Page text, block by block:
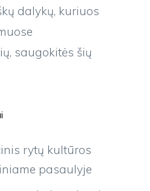
dalykų, kuriuos
saugokitės šių
rytų kultūros
pasaulyje